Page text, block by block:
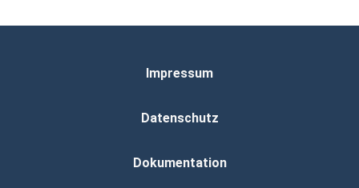
Impressum
Datenschutz
Dokumentation